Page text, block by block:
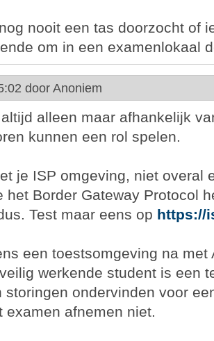
nooit een tas doorzocht of
om in een examenlokaal
door Anoniem
alleen maar afhankelijk
kunnen een rol spelen.
je ISP omgeving, niet overal
het Border Gateway Protocol
Test maar eens op https://
een toestsomgeving na
werkende student is een
storingen ondervinden voor
examen afnemen niet.